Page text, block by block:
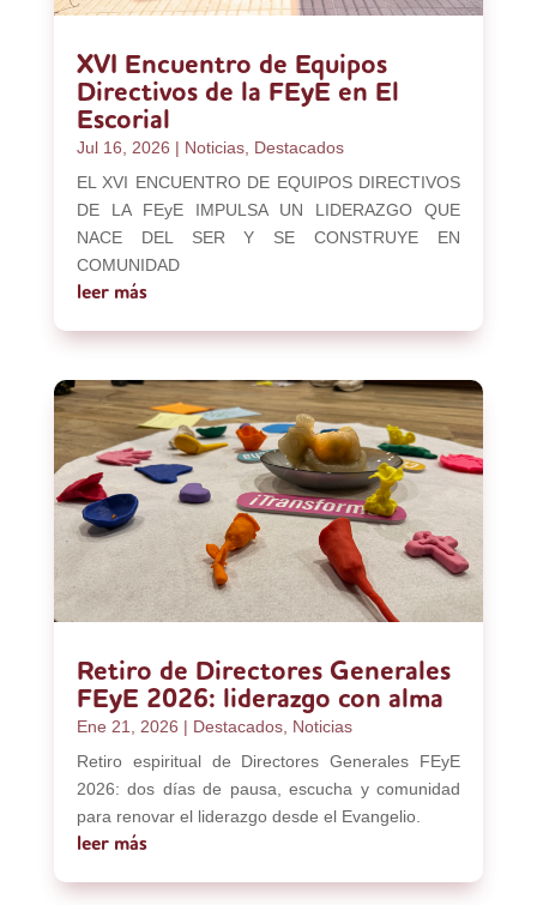
XVI Encuentro de Equipos
Directivos de la FEyE en El
Escorial
Jul 16, 2026 | Noticias, Destacados
EL XVI ENCUENTRO DE EQUIPOS DIRECTIVOS
DE LA FEyE IMPULSA UN LIDERAZGO QUE
NACE DEL SER Y SE CONSTRUYE EN
COMUNIDAD
leer más
Retiro de Directores Generales
FEyE 2026: liderazgo con alma
Ene 21, 2026 | Destacados, Noticias
Retiro espiritual de Directores Generales FEyE
2026: dos días de pausa, escucha y comunidad
para renovar el liderazgo desde el Evangelio.
leer más